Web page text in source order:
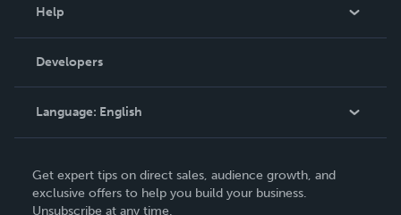
Podcast
Help
Order Lookup
Knowledge Base
Contact Support
Developers
Language: English
Deutsch
Get expert tips on direct sales, audience growth, and
exclusive offers to help you build your business.
Unsubscribe at any time.